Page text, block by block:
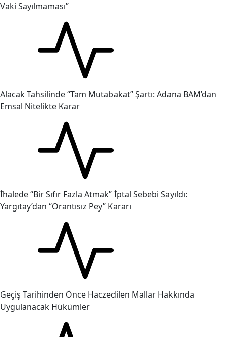
Vaki Sayılmaması”
Alacak Tahsilinde “Tam Mutabakat” Şartı: Adana BAM’dan
Emsal Nitelikte Karar
İhalede “Bir Sıfır Fazla Atmak” İptal Sebebi Sayıldı:
Yargıtay’dan “Orantısız Pey” Kararı
Geçiş Tarihinden Önce Haczedilen Mallar Hakkında
Uygulanacak Hükümler